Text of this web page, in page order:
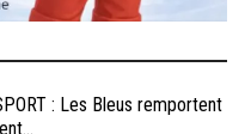
: Les Bleus remportent